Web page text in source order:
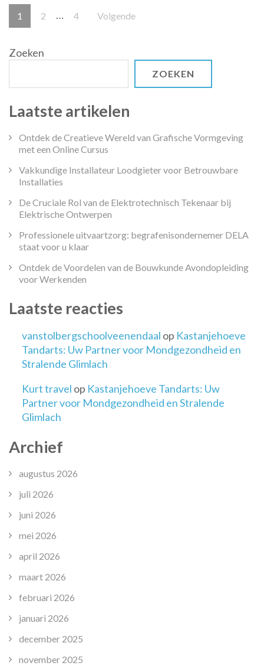
Berichten
paginering
Pagina
1 Pagina
2 … Pagina
4 Volgende
Zoeken
ZOEKEN
Laatste artikelen
Ontdek de Creatieve Wereld van Grafische Vormgeving
met een Online Cursus
Vakkundige Installateur Loodgieter voor Betrouwbare
Installaties
De Cruciale Rol van de Elektrotechnisch Tekenaar bij
Elektrische Ontwerpen
Professionele uitvaartzorg: begrafenisondernemer DELA
staat voor u klaar
Ontdek de Voordelen van de Bouwkunde Avondopleiding
voor Werkenden
Laatste reacties
vanstolbergschoolveenendaal op Kastanjehoeve
Tandarts: Uw Partner voor Mondgezondheid en
Stralende Glimlach
Kurt travel op Kastanjehoeve Tandarts: Uw
Partner voor Mondgezondheid en Stralende
Glimlach
Archief
augustus 2026
juli 2026
juni 2026
mei 2026
april 2026
maart 2026
februari 2026
januari 2026
december 2025
november 2025